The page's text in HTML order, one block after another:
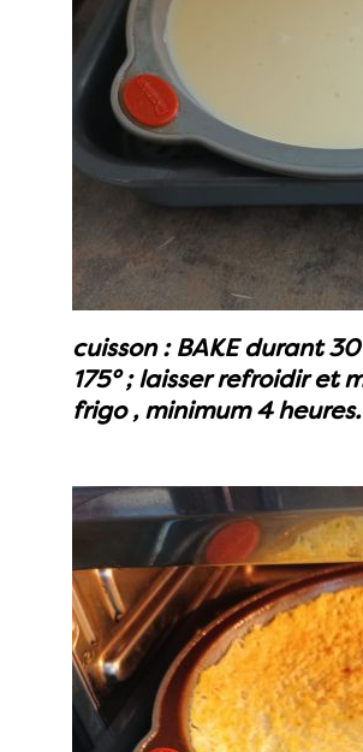
cuisson : BAKE durant
175° ; laisser refroidir et
frigo , minimum 4 heures.